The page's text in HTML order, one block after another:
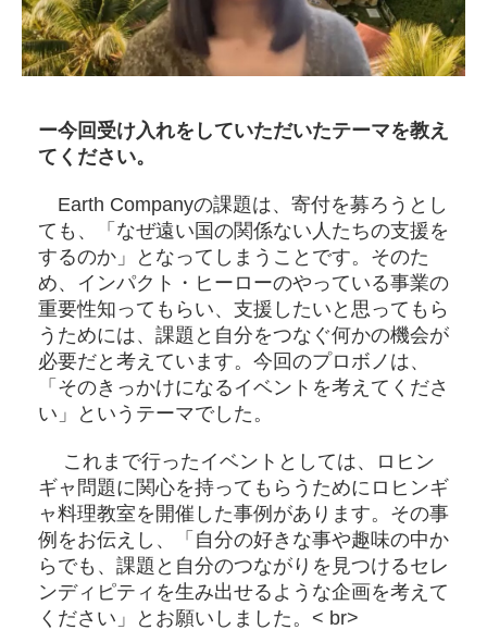
ー今回受け入れをしていただいたテーマを教え
てください。
Earth Companyの課題は、寄付を募ろうとし
ても、「なぜ遠い国の関係ない人たちの支援を
するのか」となってしまうことです。そのた
め、インパクト・ヒーローのやっている事業の
重要性知ってもらい、支援したいと思ってもら
うためには、課題と自分をつなぐ何かの機会が
必要だと考えています。今回のプロボノは、
「そのきっかけになるイベントを考えてくださ
い」というテーマでした。
これまで行ったイベントとしては、ロヒン
ギャ問題に関心を持ってもらうためにロヒンギ
ャ料理教室を開催した事例があります。その事
例をお伝えし、「自分の好きな事や趣味の中か
らでも、課題と自分のつながりを見つけるセレ
ンディピティを生み出せるような企画を考えて
ください」とお願いしました。< br>